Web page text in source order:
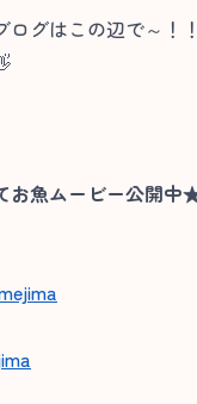
ログはこの辺で～！！
魚ムービー公開